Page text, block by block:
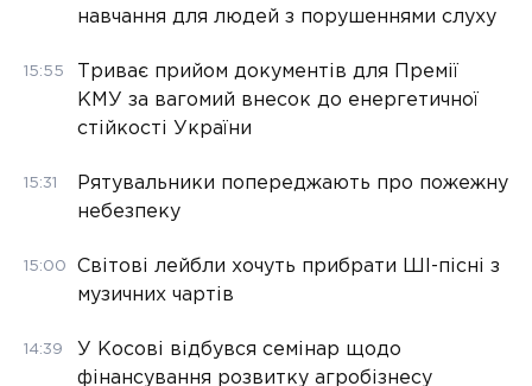
навчання для людей з порушеннями слуху
15:55
Триває прийом документів для Премії
КМУ за вагомий внесок до енергетичної
стійкості України
15:31
Рятувальники попереджають про пожежну
небезпеку
15:00
Світові лейбли хочуть прибрати ШІ-пісні з
музичних чартів
14:39
У Косові відбувся семінар щодо
фінансування розвитку агробізнесу